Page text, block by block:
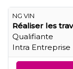
NG VIN
Réaliser les
Qualifiante
Intra Entreprise